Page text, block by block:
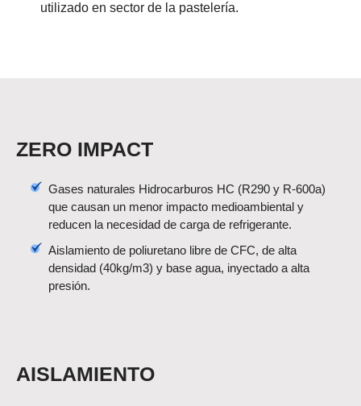
utilizado en sector de la pastelería.
ZERO IMPACT
Gases naturales Hidrocarburos HC (R290 y R-600a)
que causan un menor impacto medioambiental y
reducen la necesidad de carga de refrigerante.
Aislamiento de poliuretano libre de CFC, de alta
densidad (40kg/m3) y base agua, inyectado a alta
presión.
AISLAMIENTO